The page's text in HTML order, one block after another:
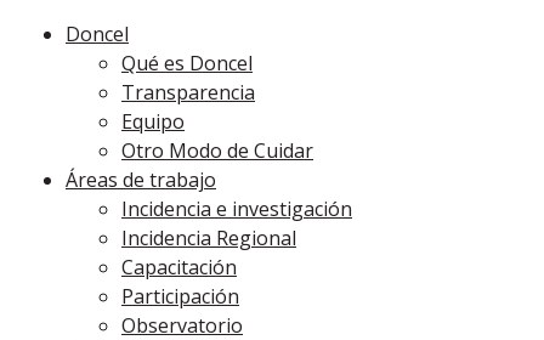
Doncel
Qué es Doncel
Transparencia
Equipo
Otro Modo de Cuidar
Áreas de trabajo
Incidencia e investigación
Incidencia Regional
Capacitación
Participación
Observatorio